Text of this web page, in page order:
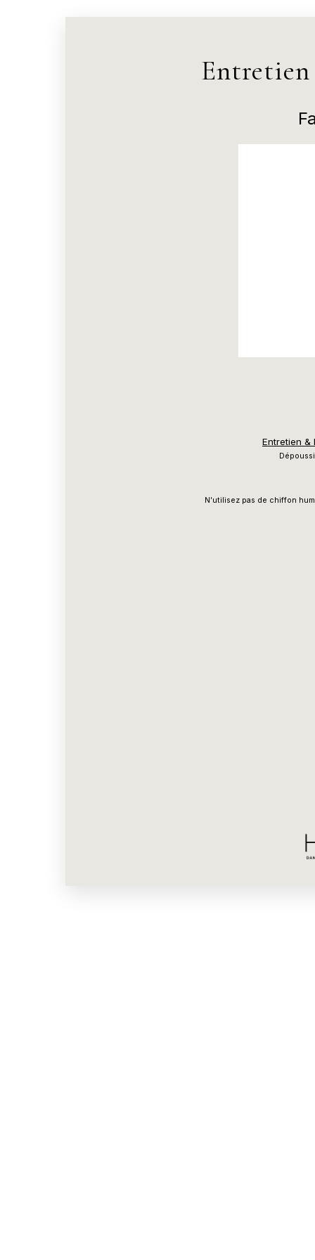
Entretien
Entretien &
N’utilisez pas de chiffon